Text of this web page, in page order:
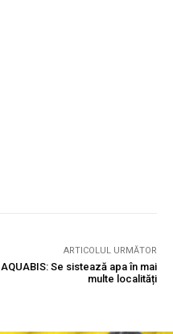
ARTICOLUL URMĂTOR
AQUABIS: Se sistează apa în mai
multe localități